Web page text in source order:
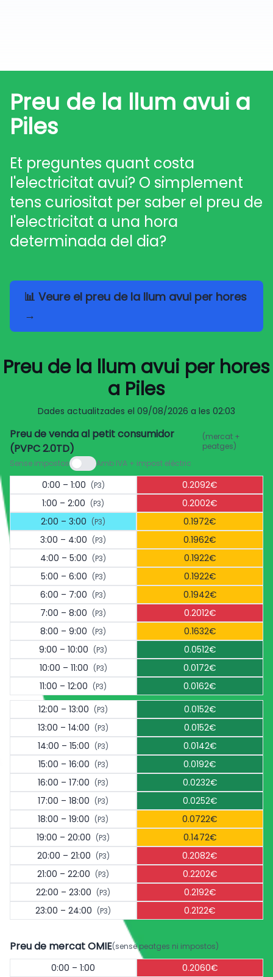
Preu de la llum avui a
Piles
Et preguntes quant costa
l'electricitat avui? O simplement
tens curiositat per saber el preu de
l'electricitat a una hora
determinada del dia?
📊 Veure el preu de la llum avui per hores
→
Preu de la llum avui per hores
a Piles
Dades actualitzades el 09/08/2026 a les 02:03
Preu de venda al petit consumidor
(PVPC 2.0TD)
(mercat +
peatges)
Sense impostos
Amb IVA + impost elèctric
0:00 – 1:00 (P3)
0.2092€
1:00 – 2:00 (P3)
0.2002€
2:00 – 3:00 (P3)
0.1972€
3:00 – 4:00 (P3)
0.1962€
4:00 – 5:00 (P3)
0.1922€
5:00 – 6:00 (P3)
0.1922€
6:00 – 7:00 (P3)
0.1942€
7:00 – 8:00 (P3)
0.2012€
8:00 – 9:00 (P3)
0.1632€
9:00 – 10:00 (P3)
0.0512€
10:00 – 11:00 (P3)
0.0172€
11:00 – 12:00 (P3)
0.0162€
12:00 – 13:00 (P3)
0.0152€
13:00 – 14:00 (P3)
0.0152€
14:00 – 15:00 (P3)
0.0142€
15:00 – 16:00 (P3)
0.0192€
16:00 – 17:00 (P3)
0.0232€
17:00 – 18:00 (P3)
0.0252€
18:00 – 19:00 (P3)
0.0722€
19:00 – 20:00 (P3)
0.1472€
20:00 – 21:00 (P3)
0.2082€
21:00 – 22:00 (P3)
0.2202€
22:00 – 23:00 (P3)
0.2192€
23:00 – 24:00 (P3) 0.2122€
Preu de mercat OMIE(sense peatges ni impostos)
0:00 – 1:00
0.2060€